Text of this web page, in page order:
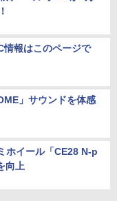
情報はこのページで
」サウンドを体感
ホイール「CE28 N-p
向上